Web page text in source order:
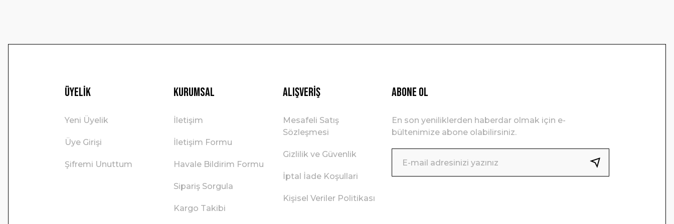
Üyelik
Yeni Üyelik
Üye Girişi
Şifremi Unuttum
Kurumsal
İletişim
İletişim Formu
Havale Bildirim Formu
Sipariş Sorgula
Kargo Takibi
Alışveriş
Mesafeli Satış
Sözleşmesi
Gizlilik ve Güvenlik
İptal İade Koşullari
Kişisel Veriler Politikası
ABONE OL
En son yeniliklerden haberdar olmak için e-
bültenimize abone olabilirsiniz.